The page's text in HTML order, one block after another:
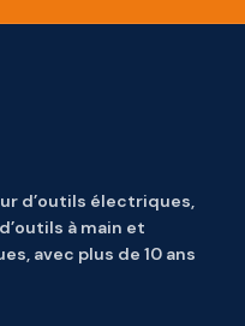
d’outils électriques,
à main et
avec plus de 10 ans